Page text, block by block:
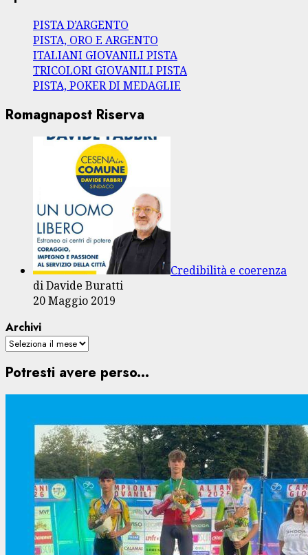
PISTA D’ARGENTO
PISTA, ORO E ARGENTO
ITALIANI GIOVANILI PISTA
TRICOLORI GIOVANILI PISTA
PISTA, POKER DI MEDAGLIE
Romagnapost Riserva
Credibilità e coerenza
di Davide Buratti
20 Maggio 2019
Archivi
Potresti avere perso...